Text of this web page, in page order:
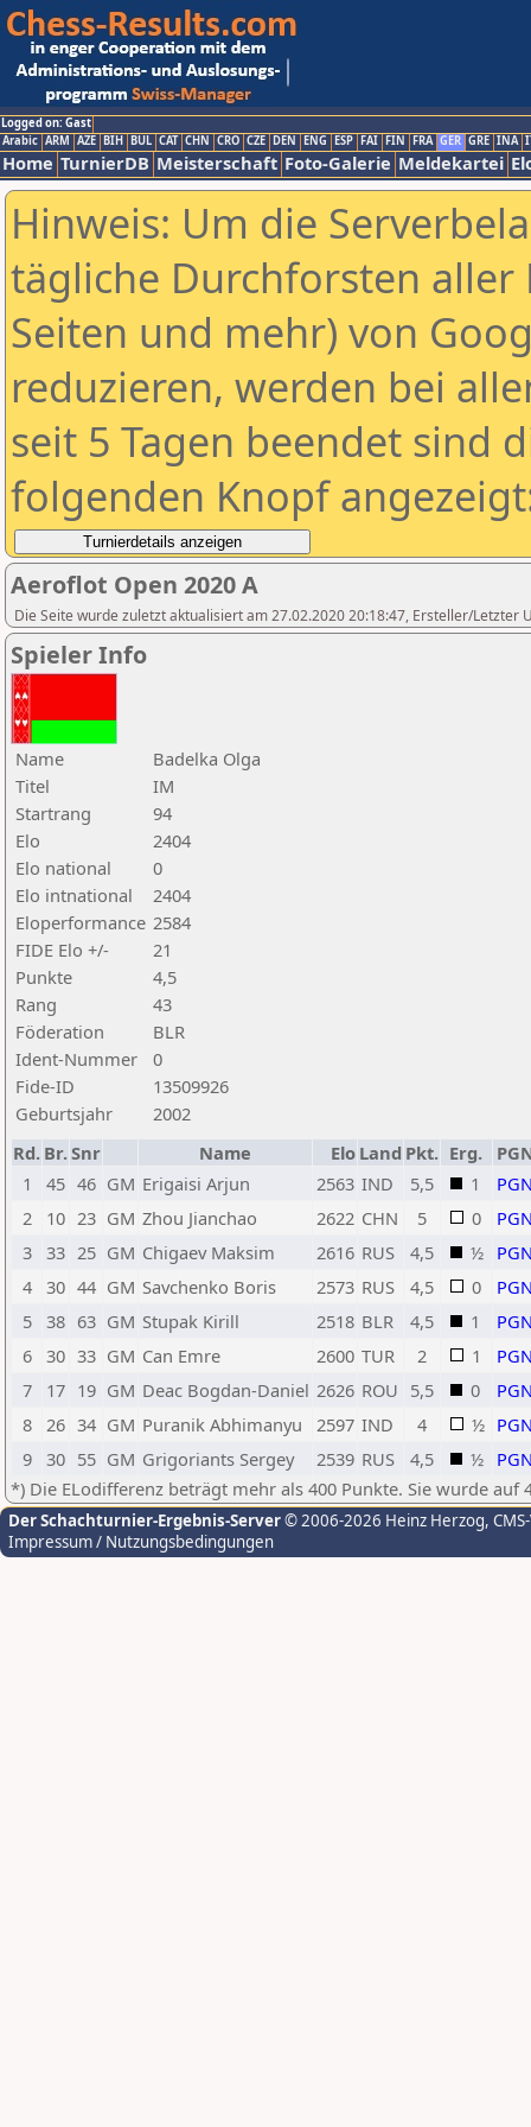
Logged on: Gast
Arabic ARM AZE BIH BUL CAT CHN CRO CZE DEN ENG ESP FAI FIN FRA GER GRE INA
Home TurnierDB Meisterschaft Foto-Galerie Meldekartei
Hinweis: Um die
tägliche Durchforsten aller
Seiten und mehr) von
reduzieren, werden bei
seit 5 Tagen beendet sind
folgenden Knopf
Aeroflot Open 2020 A
Die Seite wurde zuletzt aktualisiert am 27.02.2020 20:18:47, Ersteller/Letzter
Spieler Info
Name
Badelka Olga
Titel
IM
Startrang
94
Elo
2404
Elo national
0
Elo intnational
2404
Eloperformance 2584
FIDE Elo +/-
21
Punkte
4,5
Rang
43
Föderation
BLR
Ident-Nummer
0
Fide-ID
13509926
Geburtsjahr
2002
Rd. Br.Snr Name Elo Land Pkt. Erg.
1
45 46 GM Erigaisi Arjun 2563 IND 5,5 1
2
10 23 GM Zhou Jianchao 2622 CHN 5 0
3
33 25 GM Chigaev Maksim 2616 RUS 4,5 ½
4
30 44 GM Savchenko Boris 2573 RUS 4,5 0
5
38 63 GM Stupak Kirill 2518 BLR 4,5 1
6
30 33 GM Can Emre 2600 TUR 2 1
7
17 19 GM Deac Bogdan-Daniel 2626 ROU 5,5 0
8
26 34 GM Puranik Abhimanyu 2597 IND 4 ½
9
30 55 GM Grigoriants Sergey 2539 RUS 4,5 ½
*) Die ELodifferenz beträgt mehr als 400 Punkte. Sie wurde auf
Der Schachturnier-Ergebnis-Server© 2006-2026 Heinz Herzog,
Impressum / Nutzungsbedingungen